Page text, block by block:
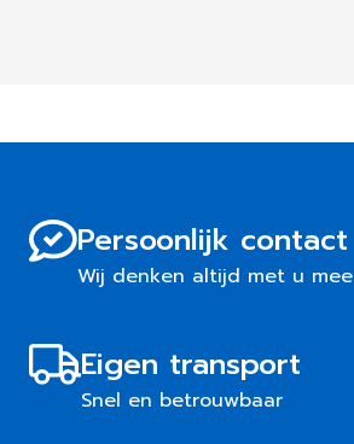
Persoonlijk contact
Wij denken altijd met u mee
Eigen transport
Snel en betrouwbaar